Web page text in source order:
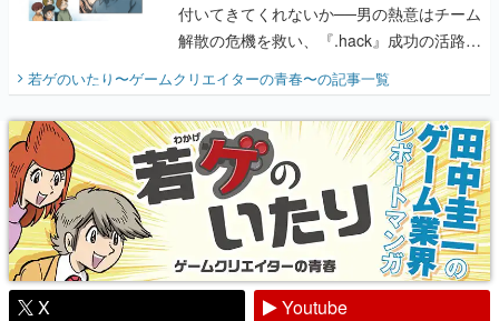
付いてきてくれないか──男の熱意はチーム
解散の危機を救い、『.hack』成功の活路を
『少年ジャンプ』色だった【若ゲのいた
り】
若ゲのいたり〜ゲームクリエイターの青春〜の記事一覧
X
Youtube